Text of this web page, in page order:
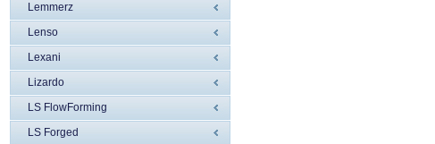
Lemmerz
Lenso
Lexani
Lizardo
LS FlowForming
LS Forged